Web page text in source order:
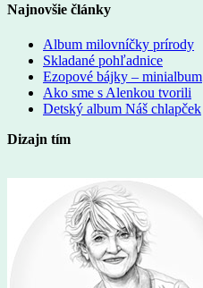
Najnovšie články
Album milovníčky prírody
Skladané pohľadnice
Ezopové bájky – minialbum
Ako sme s Alenkou tvorili
Detský album Náš chlapček
Dizajn tím